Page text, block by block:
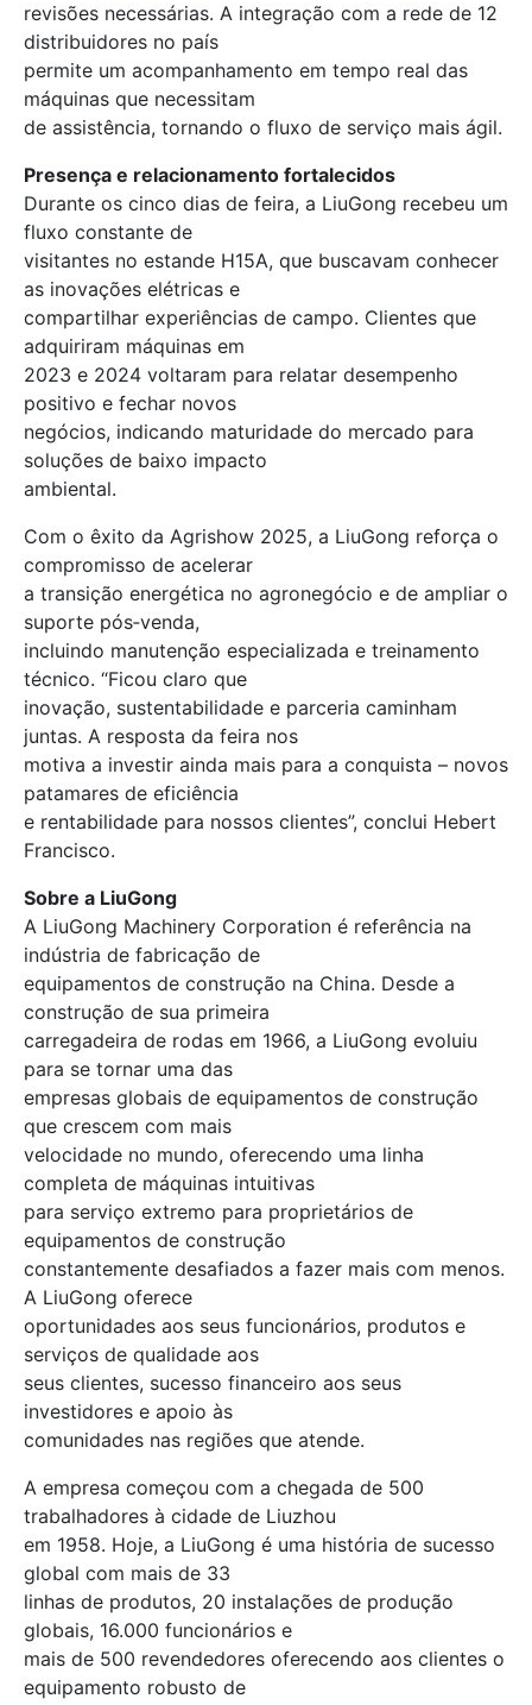
revisões necessárias. A integração com a rede de 12
distribuidores no país
permite um acompanhamento em tempo real das
máquinas que necessitam
de assistência, tornando o fluxo de serviço mais ágil.
Presença e relacionamento fortalecidos
Durante os cinco dias de feira, a LiuGong recebeu um
fluxo constante de
visitantes no estande H15A, que buscavam conhecer
as inovações elétricas e
compartilhar experiências de campo. Clientes que
adquiriram máquinas em
2023 e 2024 voltaram para relatar desempenho
positivo e fechar novos
negócios, indicando maturidade do mercado para
soluções de baixo impacto
ambiental.
Com o êxito da Agrishow 2025, a LiuGong reforça o
compromisso de acelerar
a transição energética no agronegócio e de ampliar o
suporte pós‑venda,
incluindo manutenção especializada e treinamento
técnico. “Ficou claro que
inovação, sustentabilidade e parceria caminham
juntas. A resposta da feira nos
motiva a investir ainda mais para a conquista – novos
patamares de eficiência
e rentabilidade para nossos clientes”, conclui Hebert
Francisco.
Sobre a LiuGong
A LiuGong Machinery Corporation é referência na
indústria de fabricação de
equipamentos de construção na China. Desde a
construção de sua primeira
carregadeira de rodas em 1966, a LiuGong evoluiu
para se tornar uma das
empresas globais de equipamentos de construção
que crescem com mais
velocidade no mundo, oferecendo uma linha
completa de máquinas intuitivas
para serviço extremo para proprietários de
equipamentos de construção
constantemente desafiados a fazer mais com menos.
A LiuGong oferece
oportunidades aos seus funcionários, produtos e
serviços de qualidade aos
seus clientes, sucesso financeiro aos seus
investidores e apoio às
comunidades nas regiões que atende.
A empresa começou com a chegada de 500
trabalhadores à cidade de Liuzhou
em 1958. Hoje, a LiuGong é uma história de sucesso
global com mais de 33
linhas de produtos, 20 instalações de produção
globais, 16.000 funcionários e
mais de 500 revendedores oferecendo aos clientes o
equipamento robusto de